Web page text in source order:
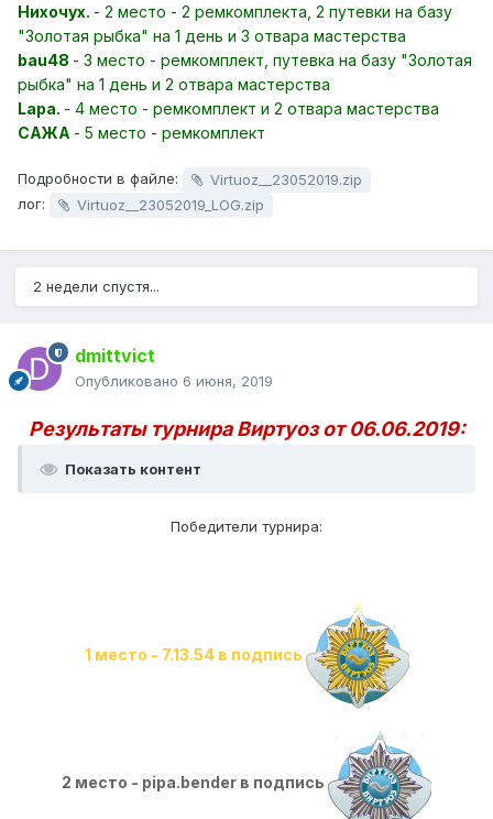
Нихочух. - 2 место - 2 ремкомплекта, 2 путевки на базу
"Золотая рыбка" на 1 день и 3 отвара мастерства
bau48 - 3 место - ремкомплект, путевка на базу "Золотая
рыбка" на 1 день и 2 отвара мастерства
Lapa. - 4 место - ремкомплект и 2 отвара мастерства
САЖА - 5 место - ремкомплект
Подробности в файле:
Virtuoz__23052019.zip
лог:
Virtuoz__23052019_LOG.zip
2 недели спустя...
dmittvict
Опубликовано 6 июня, 2019
Результаты турнира Виртуоз от 06.06.2019:
Показать контент
Победители турнира:
1 место - 7.13.54 в подпись
2 место - pipa.bender в подпись